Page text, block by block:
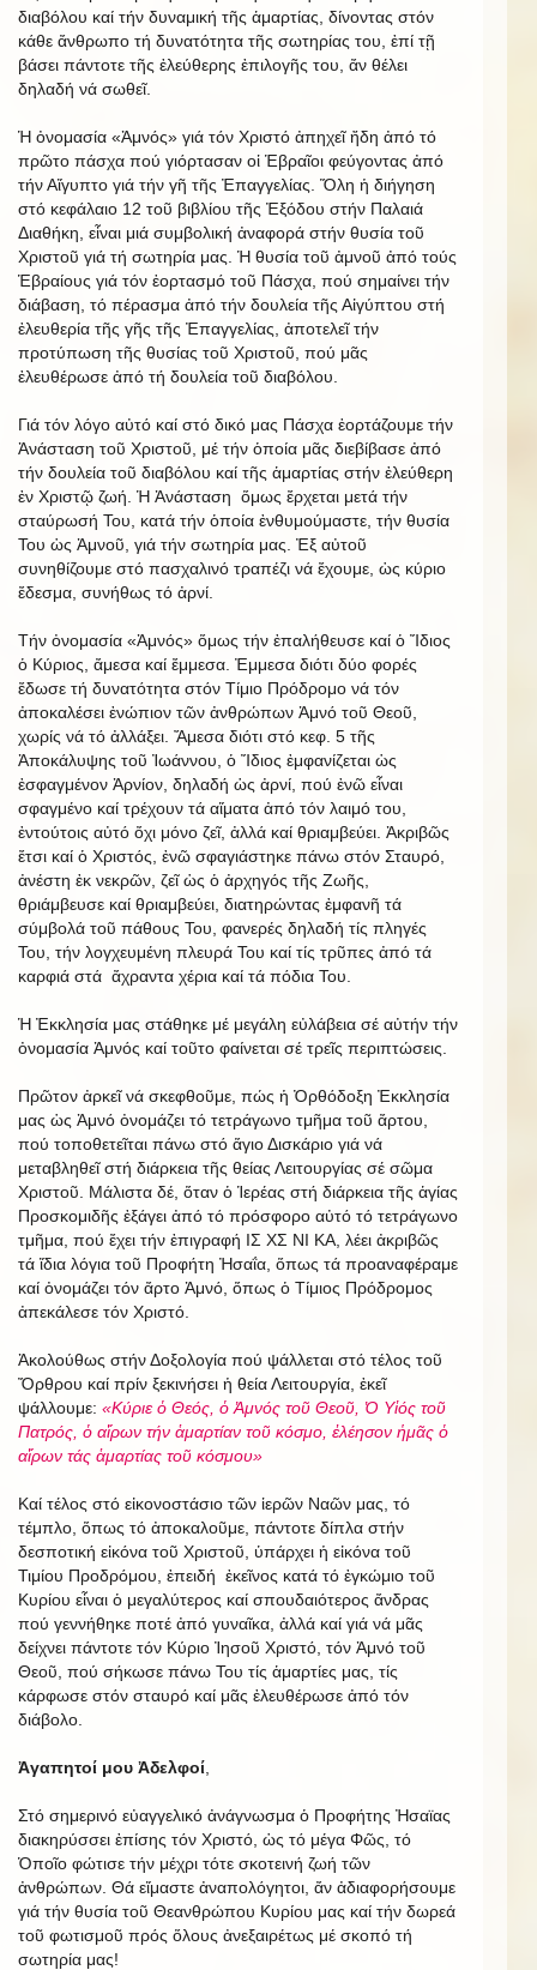
διαβόλου καί τήν δυναμική τῆς ἁμαρτίας, δίνοντας στόν
κάθε ἄνθρωπο τή δυνατότητα τῆς σωτηρίας του, ἐπί τῇ
βάσει πάντοτε τῆς ἐλεύθερης ἐπιλογῆς του, ἄν θέλει
δηλαδή νά σωθεῖ.
Ἡ ὀνομασία «Ἀμνός» γιά τόν Χριστό ἀπηχεῖ ἤδη ἀπό τό
πρῶτο πάσχα πού γιόρτασαν οἱ Ἑβραῖοι φεύγοντας ἀπό
τήν Αἴγυπτο γιά τήν γῆ τῆς Ἐπαγγελίας. Ὅλη ἡ διήγηση
στό κεφάλαιο 12 τοῦ βιβλίου τῆς Ἐξόδου στήν Παλαιά
Διαθήκη, εἶναι μιά συμβολική ἀναφορά στήν θυσία τοῦ
Χριστοῦ γιά τή σωτηρία μας. Ἡ θυσία τοῦ ἀμνοῦ ἀπό τούς
Ἑβραίους γιά τόν ἑορτασμό τοῦ Πάσχα, πού σημαίνει τήν
διάβαση, τό πέρασμα ἀπό τήν δουλεία τῆς Αἰγύπτου στή
ἐλευθερία τῆς γῆς τῆς Ἐπαγγελίας, ἀποτελεῖ τήν
προτύπωση τῆς θυσίας τοῦ Χριστοῦ, πού μᾶς
ἐλευθέρωσε ἀπό τή δουλεία τοῦ διαβόλου.
Γιά τόν λόγο αὐτό καί στό δικό μας Πάσχα ἑορτάζουμε τήν
Ἀνάσταση τοῦ Χριστοῦ, μέ τήν ὁποία μᾶς διεβίβασε ἀπό
τήν δουλεία τοῦ διαβόλου καί τῆς ἁμαρτίας στήν ἐλεύθερη
ἐν Χριστῷ ζωή. Ἡ Ἀνάσταση ὅμως ἔρχεται μετά τήν
σταύρωσή Του, κατά τήν ὁποία ἐνθυμούμαστε, τήν θυσία
Του ὡς Ἀμνοῦ, γιά τήν σωτηρία μας. Ἐξ αὐτοῦ
συνηθίζουμε στό πασχαλινό τραπέζι νά ἔχουμε, ὡς κύριο
ἔδεσμα, συνήθως τό ἀρνί.
Τήν ὀνομασία «Ἀμνός» ὅμως τήν ἐπαλήθευσε καί ὁ Ἴδιος
ὁ Κύριος, ἄμεσα καί ἔμμεσα. Ἐμμεσα διότι δύο φορές
ἔδωσε τή δυνατότητα στόν Τίμιο Πρόδρομο νά τόν
ἀποκαλέσει ἐνώπιον τῶν ἀνθρώπων Ἀμνό τοῦ Θεοῦ,
χωρίς νά τό ἀλλάξει. Ἄμεσα διότι στό κεφ. 5 τῆς
Ἀποκάλυψης τοῦ Ἰωάννου, ὁ Ἴδιος ἐμφανίζεται ὡς
ἐσφαγμένον Ἀρνίον, δηλαδή ὡς ἀρνί, πού ἐνῶ εἶναι
σφαγμένο καί τρέχουν τά αἵματα ἀπό τόν λαιμό του,
ἐντούτοις αὐτό ὄχι μόνο ζεῖ, ἀλλά καί θριαμβεύει. Ἀκριβῶς
ἔτσι καί ὁ Χριστός, ἐνῶ σφαγιάστηκε πάνω στόν Σταυρό,
ἀνέστη ἐκ νεκρῶν, ζεῖ ὡς ὁ ἀρχηγός τῆς Ζωῆς,
θριάμβευσε καί θριαμβεύει, διατηρώντας ἐμφανῆ τά
σύμβολά τοῦ πάθους Του, φανερές δηλαδή τίς πληγές
Του, τήν λογχευμένη πλευρά Του καί τίς τρῦπες ἀπό τά
καρφιά στά ἄχραντα χέρια καί τά πόδια Του.
Ἡ Ἐκκλησία μας στάθηκε μέ μεγάλη εὐλάβεια σέ αὐτήν τήν
ὀνομασία Ἀμνός καί τοῦτο φαίνεται σέ τρεῖς περιπτώσεις.
Πρῶτον ἀρκεῖ νά σκεφθοῦμε, πώς ἡ Ὀρθόδοξη Ἐκκλησία
μας ὡς Ἀμνό ὀνομάζει τό τετράγωνο τμῆμα τοῦ ἄρτου,
πού τοποθετεῖται πάνω στό ἅγιο Δισκάριο γιά νά
μεταβληθεῖ στή διάρκεια τῆς θείας Λειτουργίας σέ σῶμα
Χριστοῦ. Μάλιστα δέ, ὅταν ὁ Ἱερέας στή διάρκεια τῆς ἁγίας
Προσκομιδῆς ἐξάγει ἀπό τό πρόσφορο αὐτό τό τετράγωνο
τμῆμα, πού ἔχει τήν ἐπιγραφή ΙΣ ΧΣ ΝΙ ΚΑ, λέει ἀκριβῶς
τά ἴδια λόγια τοῦ Προφήτη Ἠσαΐα, ὅπως τά προαναφέραμε
καί ὀνομάζει τόν ἄρτο Ἀμνό, ὅπως ὁ Τίμιος Πρόδρομος
ἀπεκάλεσε τόν Χριστό.
Ἀκολούθως στήν Δοξολογία πού ψάλλεται στό τέλος τοῦ
Ὄρθρου καί πρίν ξεκινήσει ἡ θεία Λειτουργία, ἐκεῖ
ψάλλουμε: «Κύριε ὁ Θεός, ὁ Ἀμνός τοῦ Θεοῦ, Ὁ Υἱός τοῦ
Πατρός, ὁ αἵρων τήν ἁμαρτίαν τοῦ κόσμο, ἐλέησον ἡμᾶς ὁ
αἵρων τάς ἁμαρτίας τοῦ κόσμου»
Καί τέλος στό εἰκονοστάσιο τῶν ἱερῶν Ναῶν μας, τό
τέμπλο, ὅπως τό ἀποκαλοῦμε, πάντοτε δίπλα στήν
δεσποτική εἰκόνα τοῦ Χριστοῦ, ὑπάρχει ἡ εἰκόνα τοῦ
Τιμίου Προδρόμου, ἐπειδή ἐκεῖνος κατά τό ἐγκώμιο τοῦ
Κυρίου εἶναι ὁ μεγαλύτερος καί σπουδαιότερος ἄνδρας
πού γεννήθηκε ποτέ ἀπό γυναῖκα, ἀλλά καί γιά νά μᾶς
δείχνει πάντοτε τόν Κύριο Ἰησοῦ Χριστό, τόν Ἀμνό τοῦ
Θεοῦ, πού σήκωσε πάνω Του τίς ἁμαρτίες μας, τίς
κάρφωσε στόν σταυρό καί μᾶς ἐλευθέρωσε ἀπό τόν
διάβολο.
Ἀγαπητοί μου Ἀδελφοί
Στό σημερινό εὐαγγελικό ἀνάγνωσμα ὁ Προφήτης Ἠσαϊας
διακηρύσσει ἐπίσης τόν Χριστό, ὡς τό μέγα Φῶς, τό
Ὁποῖο φώτισε τήν μέχρι τότε σκοτεινή ζωή τῶν
ἀνθρώπων. Θά εἴμαστε ἀναπολόγητοι, ἄν ἀδιαφορήσουμε
γιά τήν θυσία τοῦ Θεανθρώπου Κυρίου μας καί τήν δωρεά
τοῦ φωτισμοῦ πρός ὅλους ἀνεξαιρέτως μέ σκοπό τή
σωτηρία μας!